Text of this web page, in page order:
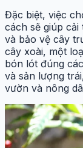
Đặc biệt, việc
cách sẽ giúp
và bảo vệ cây
cây xoài, một
bón lót đúng
và sản lượng
vườn và nông